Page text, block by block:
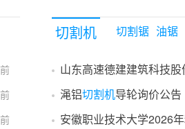
切割机 切割锯 油锯
山东高速德建建筑科技
渑铝切割机导轮询价公告
安徽职业技术大学2026